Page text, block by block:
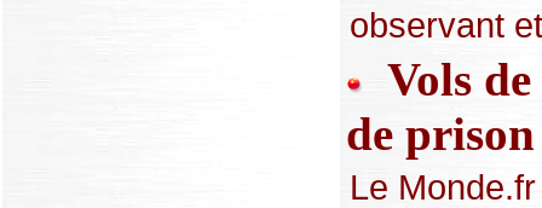
observant
Vols
de
Le